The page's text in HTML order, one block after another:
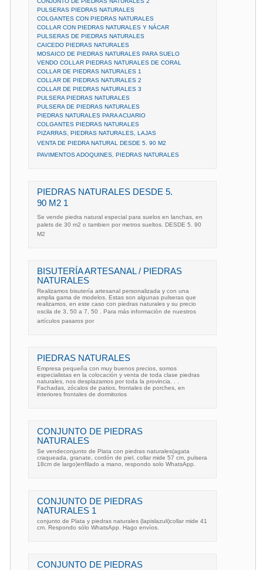
PULSERAS PIEDRAS NATURALES
COLGANTES CON PIEDRAS NATURALES
COLLAR CON PIEDRAS NATURALES Y NÁCAR
PULSERAS DE PIEDRAS NATURALES
CAICEDO PIEDRAS NATURALES
MOSAICO DE PIEDRAS NATURALES PARA SUELO
VENDO COLLAR PIEDRAS NATURALES DE CORAL
COLLAR DE PIEDRAS NATURALES 1
COLLAR DE PIEDRAS NATURALES 2
COLLAR DE PIEDRAS NATURALES 3
PULSERA PIEDRAS NATURALES
PULSERA DE PIEDRAS NATURALES
PIEDRAS NATURALES PARA ACUARIO
COLGANTES PIEDRAS NATURALES
PIZARRAS, PIEDRAS NATURALES, LAJAS
VENTA DE PIEDRA NATURAL DESDE 5. 90 M2
PAVIMENTOS ADOQUINES, PIEDRAS NATURALES
PIEDRAS NATURALES DESDE 5.
90 M2 1
Se vende piedra natural especial para suelos en lanchas, en
palets de 30 m2 o tambien por metros sueltos. DESDE 5. 90
M2
BISUTERÍA ARTESANAL / PIEDRAS
NATURALES
Realizamos bisutería artesanal personalizada y con una
amplia gama de modelos. Estas son algunas pulseras que
realizamos, en este caso con piedras naturales y su precio
oscila de 3, 50 a 7, 50 . Para más información de nuestros
artículos pasaros por
PIEDRAS NATURALES
Empresa pequeña con muy buenos precios, somos
especialistas en la colocación y venta de toda clase piedras
naturales, nos desplazamos por toda la provincia. . .
Fachadas, zócalos de patios, frontales de porches, en
interiores frontales de dormitorios
CONJUNTO DE PIEDRAS
NATURALES
Se vendeconjunto de Plata con piedras naturales(agata
craqueada, granate, cordón de piel, collar mide 57 cm, pulsera
18cm de largo)enfilado a mano, respondo solo WhatsApp.
CONJUNTO DE PIEDRAS
NATURALES 1
conjunto de Plata y piedras naturales (lapislazuli)collar mide 41
cm. Respondo sólo WhatsApp. Hago envíos.
CONJUNTO DE PIEDRAS